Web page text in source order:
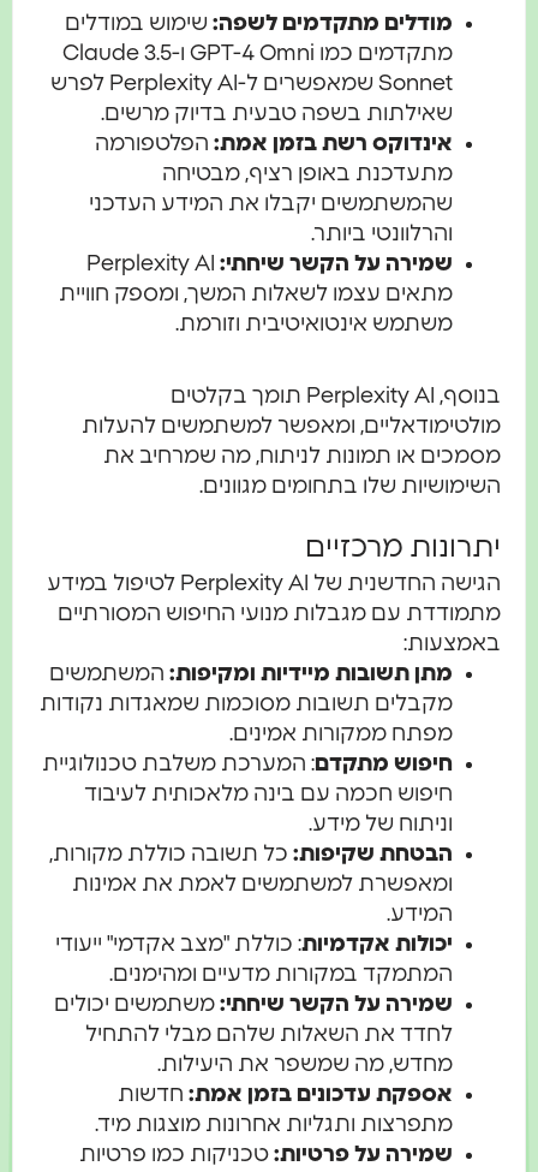
מודלים מתקדמים לשפה: שימוש במודלים
מתקדמים כמו GPT-4 Omni ו-Claude 3.5
Sonnet שמאפשרים ל-Perplexity AI לפרש
שאילתות בשפה טבעית בדיוק מרשים.
אינדוקס רשת בזמן אמת: הפלטפורמה
מתעדכנת באופן רציף, מבטיחה
שהמשתמשים יקבלו את המידע העדכני
והרלוונטי ביותר.
שמירה על הקשר שיחתי: Perplexity AI
מתאים עצמו לשאלות המשך, ומספק חוויית
משתמש אינטואיטיבית וזורמת.
בנוסף, Perplexity AI תומך בקלטים
מולטימודאליים, ומאפשר למשתמשים להעלות
מסמכים או תמונות לניתוח, מה שמרחיב את
השימושיות שלו בתחומים מגוונים.
יתרונות מרכזיים
הגישה החדשנית של Perplexity AI לטיפול במידע
מתמודדת עם מגבלות מנועי החיפוש המסורתיים
באמצעות:
מתן תשובות מיידיות ומקיפות: המשתמשים
מקבלים תשובות מסוכמות שמאגדות נקודות
מפתח ממקורות אמינים.
חיפוש מתקדם: המערכת משלבת טכנולוגיית
חיפוש חכמה עם בינה מלאכותית לעיבוד
וניתוח של מידע.
הבטחת שקיפות: כל תשובה כוללת מקורות,
ומאפשרת למשתמשים לאמת את אמינות
המידע.
יכולות אקדמיות: כוללת "מצב אקדמי" ייעודי
המתמקד במקורות מדעיים ומהימנים.
שמירה על הקשר שיחתי: משתמשים יכולים
לחדד את השאלות שלהם מבלי להתחיל
מחדש, מה שמשפר את היעילות.
אספקת עדכונים בזמן אמת: חדשות
מתפרצות ותגליות אחרונות מוצגות מיד.
שמירה על פרטיות: טכניקות כמו פרטיות